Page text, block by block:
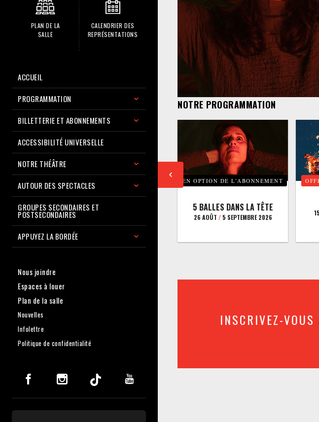
PLAN DE LA
SALLE
CALENDRIER DES
REPRÉSENTATIONS
ACCUEIL
PROGRAMMATION
BILLETTERIE ET ABONNEMENTS
ACCESSIBILITÉ UNIVERSELLE
NOTRE THÉÂTRE
AUTOUR DES SPECTACLES
GROUPES SECONDAIRES ET
POSTSECONDAIRES
APPUYEZ LA BORDÉE
Nous joindre
Espaces à louer
Plan de la salle
Nouvelles
Infolettre
Politique de confidentialité
NOTRE PROGRAMMATION
EN OPTION DE L’ABONNEMENT
5 BALLES DANS LA TÊTE
26 AOÛT /5 SEPTEMBRE 2026
INSCRIVEZ-